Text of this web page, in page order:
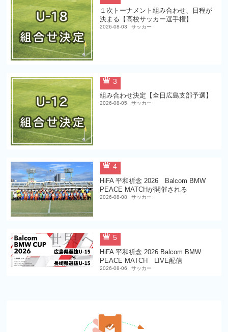
１次トーナメント組み合わせ、日程が
決まる【高校サッカー選手権】
2026-08-03 サッカー
3
組み合わせ決定【全日広島支部予選】
2026-08-05 サッカー
4
HiFA 平和祈念 2026 Balcom BMW
PEACE MATCHが開催される
2026-08-08 サッカー
5
HiFA 平和祈念 2026 Balcom BMW
PEACE MATCH LIVE配信
2026-08-06 サッカー